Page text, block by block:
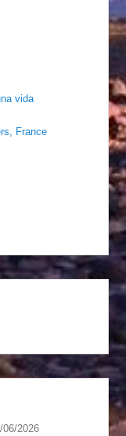
vida
France
06/2026